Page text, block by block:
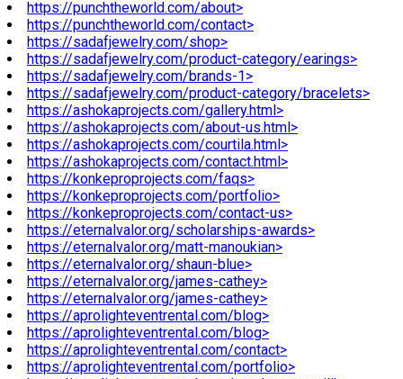
https://punchtheworld.com/about>
https://punchtheworld.com/contact>
https://sadafjewelry.com/shop>
https://sadafjewelry.com/product-category/earings>
https://sadafjewelry.com/brands-1>
https://sadafjewelry.com/product-category/bracelets>
https://ashokaprojects.com/gallery.html>
https://ashokaprojects.com/about-us.html>
https://ashokaprojects.com/courtila.html>
https://ashokaprojects.com/contact.html>
https://konkeproprojects.com/faqs>
https://konkeproprojects.com/portfolio>
https://konkeproprojects.com/contact-us>
https://eternalvalor.org/scholarships-awards>
https://eternalvalor.org/matt-manoukian>
https://eternalvalor.org/shaun-blue>
https://eternalvalor.org/james-cathey>
https://eternalvalor.org/james-cathey>
https://aprolighteventrental.com/blog>
https://aprolighteventrental.com/blog>
https://aprolighteventrental.com/contact>
https://aprolighteventrental.com/portfolio>